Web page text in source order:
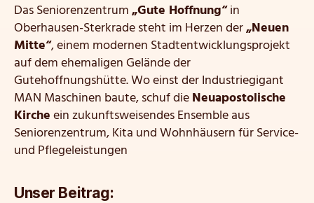
Das Seniorenzentrum„Gute Hoffnung“in
Oberhausen-Sterkrade steht im Herzen der„Neuen
Mitte“, einem modernen Stadtentwicklungsprojekt
auf dem ehemaligen Gelände der
Gutehoffnungshütte. Wo einst der Industriegigant
MAN Maschinen baute, schuf dieNeuapostolische
Kircheein zukunftsweisendes Ensemble aus
Seniorenzentrum, Kita und Wohnhäusern für Service-
und Pflegeleistungen
Unser Beitrag: